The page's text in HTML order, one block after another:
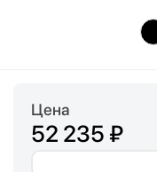
Цена
52 235 ₽